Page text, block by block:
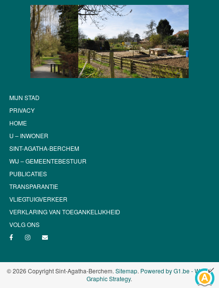
MIJN STAD
PRIVACY
HOME
U – INWONER
SINT-AGATHA-BERCHEM
WIJ – GEMEENTEBESTUUR
PUBLICATIES
TRANSPARANTIE
VLIEGTUIGVERKEER
VERKLARING VAN TOEGANKELIJKHEID
VOLG ONS
© 2026 Copyright Sint-Agatha-Berchem. Sitemap. Powered by G1.be - Web &
Graphic Strategy.